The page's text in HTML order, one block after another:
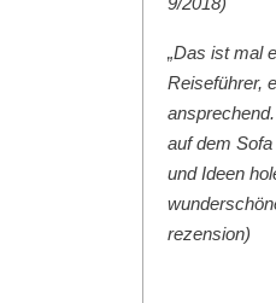
„Das ist mal
Reise­führer,
auf dem
und Ideen
rezen­sion)